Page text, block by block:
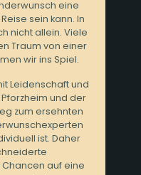
eine
sein kann. In
nicht allein. Viele
Traum von einer
wir ins Spiel.
Leidenschaft und
und der
zum ersehnten
ist. Daher
auf eine